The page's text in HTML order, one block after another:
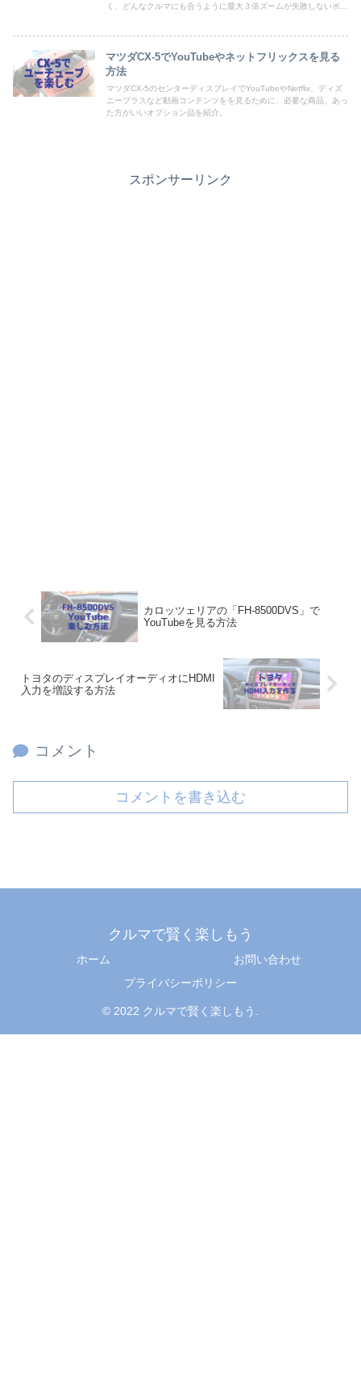
く、どんなクルマにも合うように最大３倍ズームが失敗しないポイ
マツダCX-5でYouTubeやネットフリックスを見る
方法
マツダCX-5のセンターディスプレイでYouTubeやNetflix、ディズ
ニープラスなど動画コンテンツをを見るために、必要な商品、あっ
た方がいいオプション品を紹介。
スポンサーリンク
カロッツェリアの「FH-8500DVS」で
YouTubeを見る方法
トヨタのディスプレイオーディオにHDMI
入力を増設する方法
コメント
コメントを書き込む
クルマで賢く楽しもう
ホーム
お問い合わせ
プライバシーポリシー
© 2022 クルマで賢く楽しもう.